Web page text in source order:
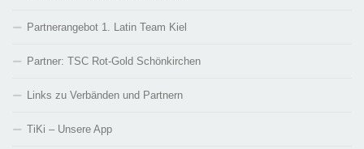
Partnerangebot 1. Latin Team Kiel
Partner: TSC Rot-Gold Schönkirchen
Links zu Verbänden und Partnern
TiKi – Unsere App